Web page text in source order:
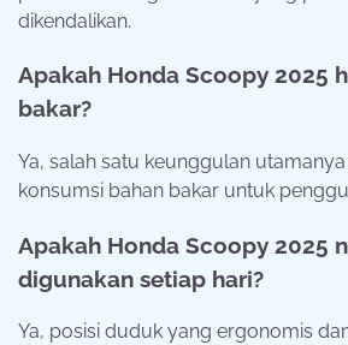
dikendalikan.
Apakah Honda Scoopy 2025
bakar?
Ya, salah satu keunggulan
konsumsi bahan bakar untuk
Apakah Honda Scoopy 2025
digunakan setiap hari?
Ya, posisi duduk yang ergonomis